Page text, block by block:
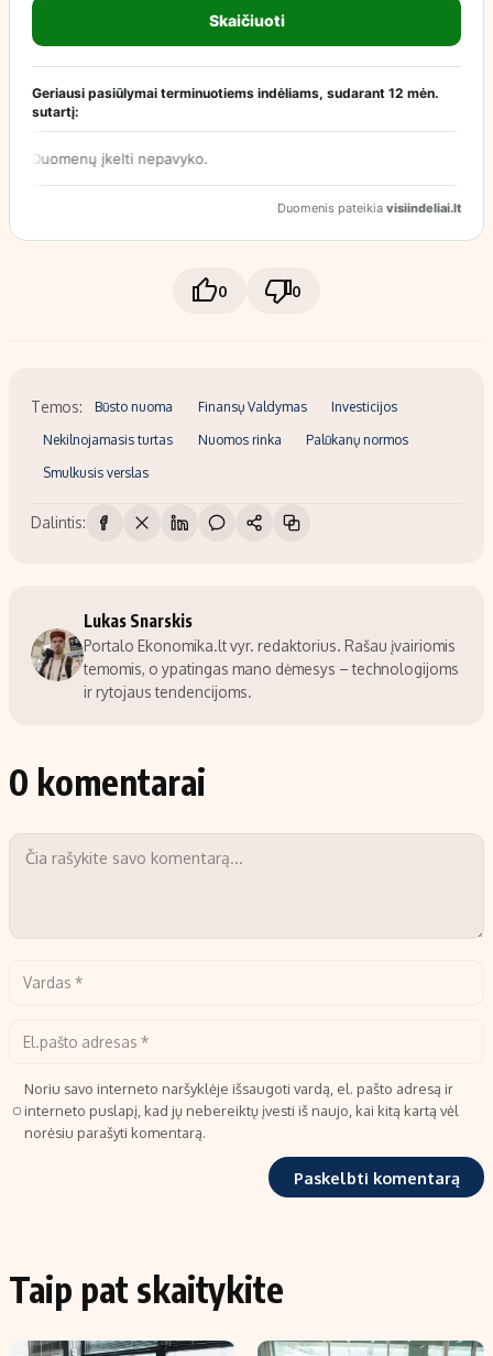
0 0
Temos: Būsto nuoma Finansų Valdymas Investicijos
Nekilnojamasis turtas Nuomos rinka Palūkanų normos
Smulkusis verslas
Dalintis:
Lukas Snarskis
Portalo Ekonomika.lt vyr. redaktorius. Rašau įvairiomis
temomis, o ypatingas mano dėmesys – technologijoms
ir rytojaus tendencijoms.
0 komentarai
Noriu savo interneto naršyklėje išsaugoti vardą, el. pašto adresą ir
interneto puslapį, kad jų nebereiktų įvesti iš naujo, kai kitą kartą vėl
norėsiu parašyti komentarą.
Taip pat skaitykite